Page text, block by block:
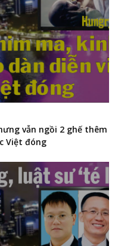
vẫn ngồi 2 ghế thêm
Việt đóng